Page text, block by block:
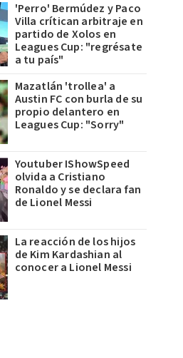
'Perro' Bermúdez y Paco
Villa crítican arbitraje en
partido de Xolos en
Leagues Cup: "regrésate
a tu país"
Mazatlán 'trollea' a
Austin FC con burla de su
propio delantero en
Leagues Cup: "Sorry"
Youtuber IShowSpeed
olvida a Cristiano
Ronaldo y se declara fan
de Lionel Messi
La reacción de los hijos
de Kim Kardashian al
conocer a Lionel Messi